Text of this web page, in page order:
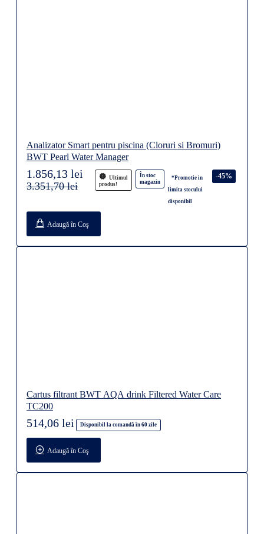
Analizator Smart pentru piscina (Cloruri si Bromuri)
BWT Pearl Water Manager
Ultimul
produs!
În stoc
magazin
*Promotie in
limita stocului
disponibil
-45%
1.856,13 lei
3.351,70 lei
Adaugă în Coş
Cartus filtrant BWT AQA drink Filtered Water Care
TC200
Disponibil la comandă în 60 zile
514,06 lei
Adaugă în Coş